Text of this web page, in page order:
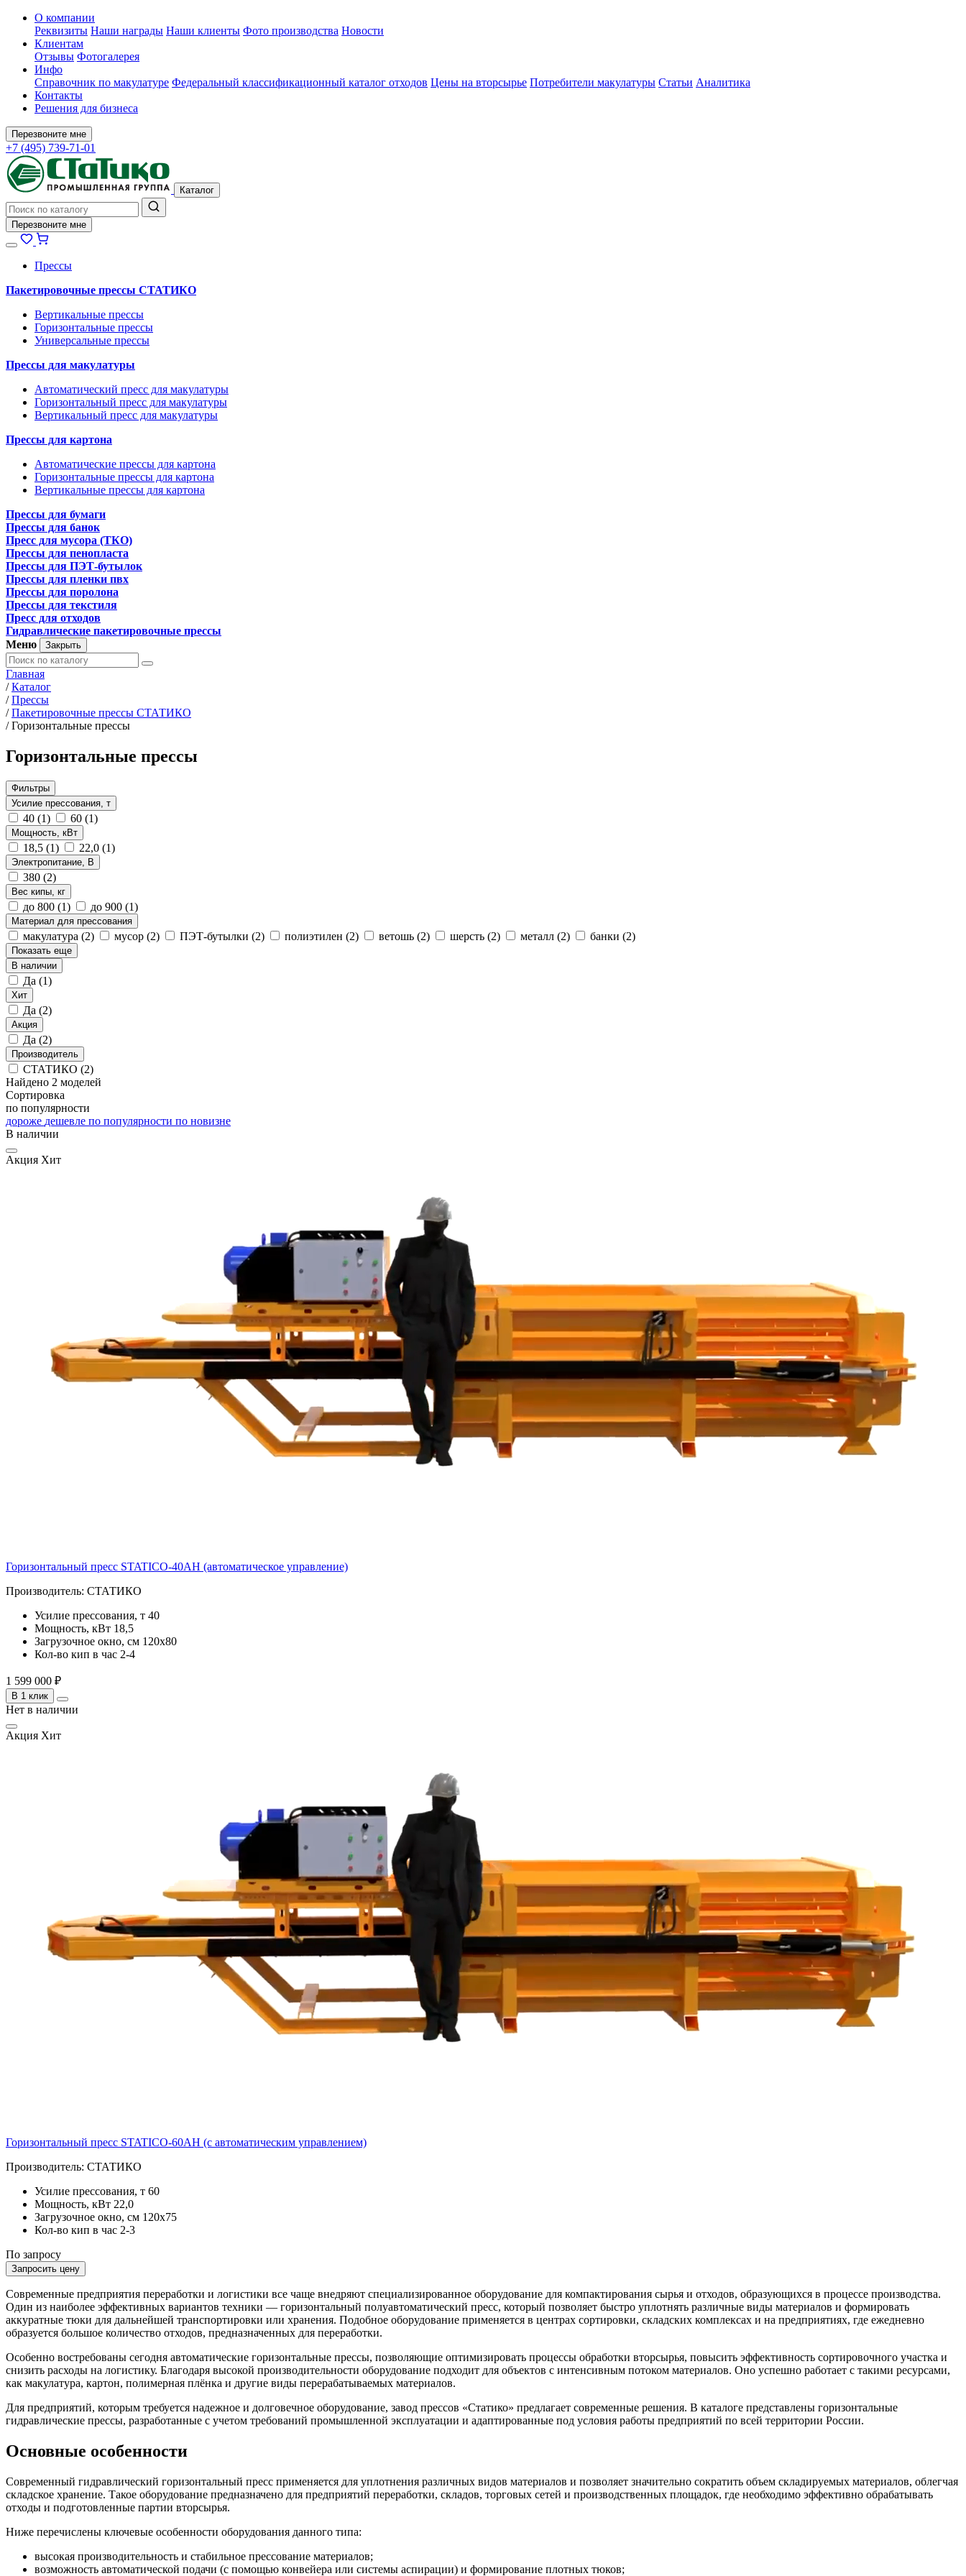
О компании
Реквизиты Наши награды Наши клиенты Фото производства Новости
Клиентам
Отзывы Фотогалерея
Инфо
Справочник по макулатуре Федеральный классификационный каталог отходов Цены на вторсырье Потребители макулатуры Статьи Аналитика
Контакты
Решения для бизнеса
Перезвоните мне
+7 (495) 739-71-01
Каталог
Перезвоните мне
Прессы
Пакетировочные прессы СТАТИКО
Вертикальные прессы
Горизонтальные прессы
Универсальные прессы
Прессы для макулатуры
Автоматический пресс для макулатуры
Горизонтальный пресс для макулатуры
Вертикальный пресс для макулатуры
Прессы для картона
Автоматические прессы для картона
Горизонтальные прессы для картона
Вертикальные прессы для картона
Прессы для бумаги
Прессы для банок
Пресс для мусора (ТКО)
Прессы для пенопласта
Прессы для ПЭТ-бутылок
Прессы для пленки пвх
Прессы для поролона
Прессы для текстиля
Пресс для отходов
Гидравлические пакетировочные прессы
Меню
Закрыть
Главная
/ Каталог
/ Прессы
/ Пакетировочные прессы СТАТИКО
/ Горизонтальные прессы
Горизонтальные прессы
Фильтры
Усилие прессования, т
40 (1) 60 (1)
Мощность, кВт
18,5 (1) 22,0 (1)
Электропитание, В
380 (2)
Вес кипы, кг
до 800 (1) до 900 (1)
Материал для прессования
макулатура (2) мусор (2) ПЭТ-бутылки (2) полиэтилен (2) ветошь (2) шерсть (2) металл (2) банки (2)
Показать еще
В наличии
Да (1)
Хит
Да (2)
Акция
Да (2)
Производитель
СТАТИКО (2)
Найдено 2 моделей
Сортировка
по популярности
дороже дешевле по популярности по новизне
В наличии
Акция Хит
Горизонтальный пресс STATICO-40AH (автоматическое управление)
Производитель: СТАТИКО
Усилие прессования, т 40
Мощность, кВт 18,5
Загрузочное окно, см 120х80
Кол-во кип в час 2-4
1 599 000 ₽
В 1 клик
Нет в наличии
Акция Хит
Горизонтальный пресс STATICO-60AH (c автоматическим управлением)
Производитель: СТАТИКО
Усилие прессования, т 60
Мощность, кВт 22,0
Загрузочное окно, см 120х75
Кол-во кип в час 2-3
По запросу
Запросить цену
Современные предприятия переработки и логистики все чаще внедряют специализированное оборудование для компактирования сырья и отходов, образующихся в процессе производства.
Один из наиболее эффективных вариантов техники — горизонтальный полуавтоматический пресс, который позволяет быстро уплотнять различные виды материалов и формировать
аккуратные тюки для дальнейшей транспортировки или хранения. Подобное оборудование применяется в центрах сортировки, складских комплексах и на предприятиях, где ежедневно
образуется большое количество отходов, предназначенных для переработки.
Особенно востребованы сегодня автоматические горизонтальные прессы, позволяющие оптимизировать процессы обработки вторсырья, повысить эффективность сортировочного участка и
снизить расходы на логистику. Благодаря высокой производительности оборудование подходит для объектов с интенсивным потоком материалов. Оно успешно работает с такими ресурсами,
как макулатура, картон, полимерная плёнка и другие виды перерабатываемых материалов.
Для предприятий, которым требуется надежное и долговечное оборудование, завод прессов «Статико» предлагает современные решения. В каталоге представлены горизонтальные
гидравлические прессы, разработанные с учетом требований промышленной эксплуатации и адаптированные под условия работы предприятий по всей территории России.
Основные особенности
Современный гидравлический горизонтальный пресс применяется для уплотнения различных видов материалов и позволяет значительно сократить объем складируемых материалов, облегчая
складское хранение. Такое оборудование предназначено для предприятий переработки, складов, торговых сетей и производственных площадок, где необходимо эффективно обрабатывать
отходы и подготовленные партии вторсырья.
Ниже перечислены ключевые особенности оборудования данного типа:
высокая производительность и стабильное прессование материалов;
возможность автоматической подачи (с помощью конвейера или системы аспирации) и формирование плотных тюков;